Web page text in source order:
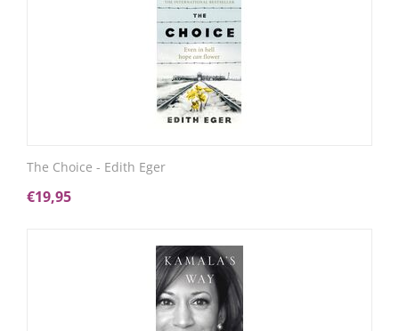
The Choice - Edith Eger
€19,95